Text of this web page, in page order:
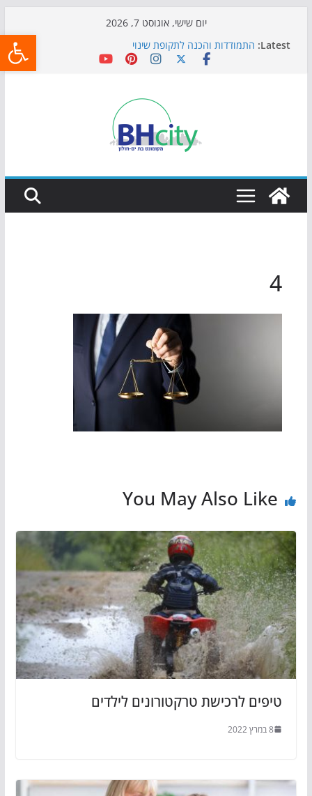
יום שישי, אוגוסט 7, 2026
Latest: התמודדות והכנה לתקופת שינוי
אי ההרפתקאות ממשיך לכבוש את הגינות: מאות משפחות
כדורגל באווירה מיוחדת: הקרנת גמר המונדיאל בטרמינל
הקיץ של בני הנוער בבת־ים: חוף הריביירה הופך למרחב
בטוח בשעות הערב
4
You May Also Like
טיפים לרכישת טרקטורונים לילדים
8 במרץ 2022